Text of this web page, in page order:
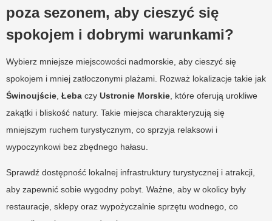
poza sezonem, aby cieszyć się
spokojem i dobrymi warunkami?
Wybierz mniejsze miejscowości nadmorskie, aby cieszyć się
spokojem i mniej zatłoczonymi plażami. Rozważ lokalizacje takie jak
Świnoujście Łeba czy Ustronie Morskie , które oferują urokliwe
zakątki i bliskość natury. Takie miejsca charakteryzują się
mniejszym ruchem turystycznym, co sprzyja relaksowi i
wypoczynkowi bez zbędnego hałasu.
Sprawdź dostępność lokalnej infrastruktury turystycznej i atrakcji,
aby zapewnić sobie wygodny pobyt. Ważne, aby w okolicy były
restauracje, sklepy oraz wypożyczalnie sprzętu wodnego, co